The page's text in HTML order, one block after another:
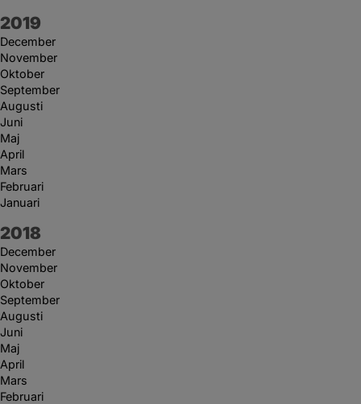
År:
2019
December
November
Oktober
September
Augusti
Juni
Maj
April
Mars
Februari
Januari
År:
2018
December
November
Oktober
September
Augusti
Juni
Maj
April
Mars
Februari